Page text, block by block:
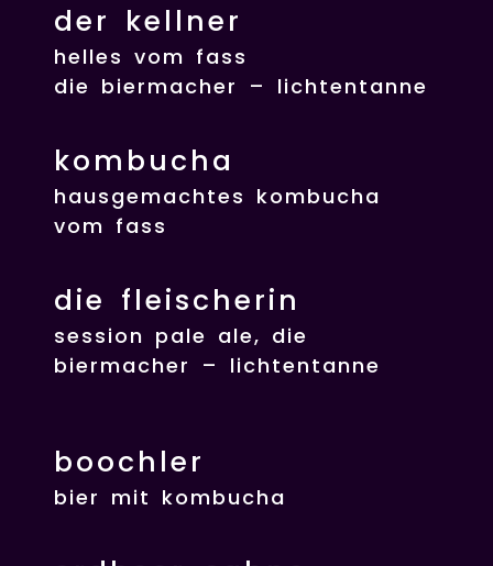
der kellner
helles vom fass
die biermacher – lichtentanne
kombucha
hausgemachtes kombucha
vom fass
die fleischerin
session pale ale, die
biermacher – lichtentanne
boochler
bier mit kombucha